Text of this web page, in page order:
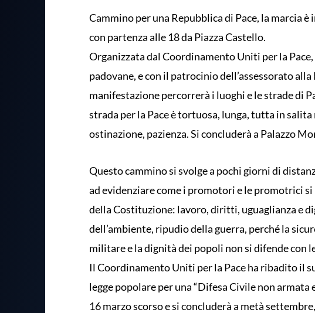
Cammino per una Repubblica di Pace, la marcia
con partenza alle 18 da Piazza Castello.
Organizzata dal Coordinamento Uniti per la
padovane, e con il patrocinio dell’assessorato
manifestazione percorrerà i luoghi e le strade di
strada per la Pace è tortuosa, lunga, tutta in salita
ostinazione, pazienza. Si concluderà a Palazzo
Questo cammino si svolge a pochi giorni di
ad evidenziare come i promotori e le promotrici
della Costituzione: lavoro, diritti, uguaglianza e
dell’ambiente, ripudio della guerra, perché la
militare e la dignità dei popoli non si difende con
Il Coordinamento Uniti per la Pace ha ribadito il
legge popolare per una “Difesa Civile non armata
16 marzo scorso e si concluderà a metà